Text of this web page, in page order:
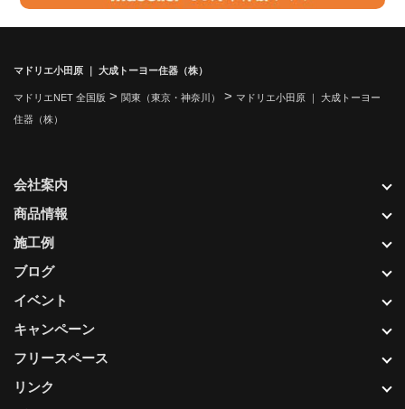
マドリエ小田原 ｜ 大成トーヨー住器（株）
マドリエNET 全国版 > 関東（東京・神奈川） > マドリエ小田原 ｜ 大成トーヨー
住器（株）
会社案内
商品情報
施工例
ブログ
イベント
キャンペーン
フリースペース
リンク